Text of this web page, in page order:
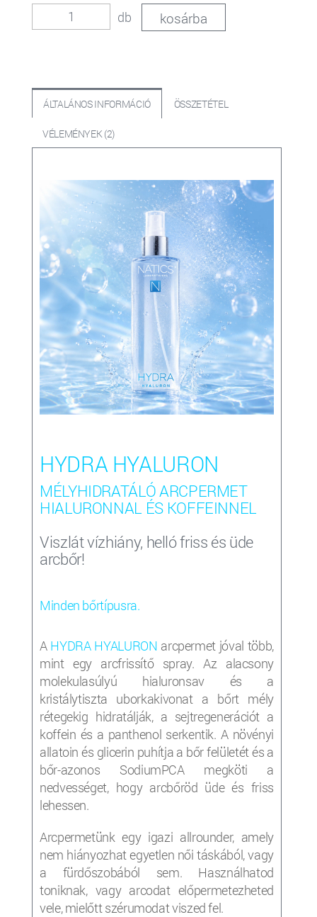
db
ÁLTALÁNOS INFORMÁCIÓ ÖSSZETÉTEL
VÉLEMÉNYEK (2)
HYDRA HYALURON
MÉLYHIDRATÁLÓ ARCPERMET
HIALURONNAL ÉS KOFFEINNEL
Viszlát vízhiány, helló friss és üde
arcbőr!
Minden bőrtípusra.
A HYDRA HYALURON arcpermet jóval több,
mint egy arcfrissítő spray. Az alacsony
molekulasúlyú hialuronsav és a
kristálytiszta uborkakivonat a bőrt mély
rétegekig hidratálják, a sejtregenerációt a
koffein és a panthenol serkentik. A növényi
allatoin és glicerin puhítja a bőr felületét és a
bőr-azonos SodiumPCA megköti a
nedvességet, hogy arcbőröd üde és friss
lehessen.
Arcpermetünk egy igazi allrounder, amely
nem hiányozhat egyetlen női táskából, vagy
a fürdőszobából sem. Használhatod
toniknak, vagy arcodat előpermetezheted
vele, mielőtt szérumodat viszed fel.